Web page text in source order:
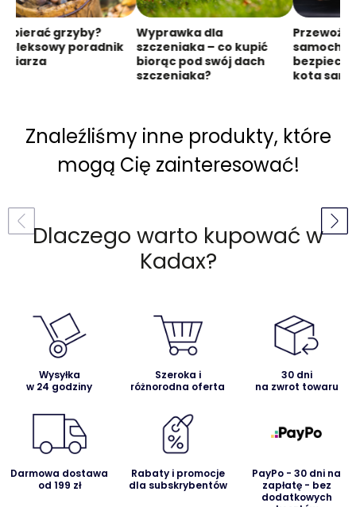
zbierać grzyby?
poradnik
Wyprawka dla
szczeniaka – co kupić
biorąc pod swój dach
szczeniaka?
kota
Znaleźliśmy inne produkty, które
mogą Cię zainteresować!
Dlaczego warto kupować w
Kadax?
Wysyłka
w 24 godziny
Szeroka i
różnorodna oferta
30 dni
na zwrot towaru
Darmowa dostawa
od 199 zł
Rabaty i promocje
dla subskrybentów
PayPo - 30 dni na
zapłatę - bez
dodatkowych